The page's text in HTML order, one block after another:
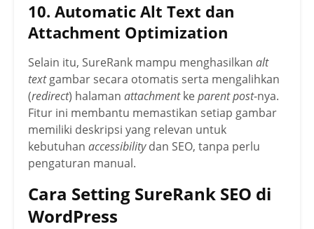
10. Automatic Alt Text dan
Attachment Optimization
Selain itu, SureRank mampu menghasilkan alt
textgambar secara otomatis serta mengalihkan
(redirect) halaman attachmentkeparent post-nya.
Fitur ini membantu memastikan setiap gambar
memiliki deskripsi yang relevan untuk
kebutuhan accessibilitydan SEO, tanpa perlu
pengaturan manual.
Cara Setting SureRank SEO di
WordPress